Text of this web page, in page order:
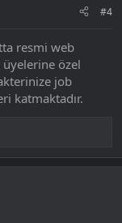
#4
resmi web
özel
job
katmaktadır.